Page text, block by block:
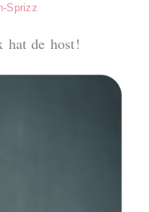
Sprizz
hat de host!